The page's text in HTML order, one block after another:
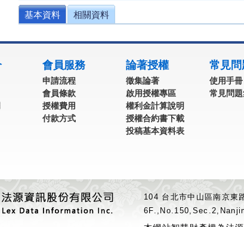
基本資料 相關資料
會員服務
申請流程
會員條款
授權費用
付款方式
論著授權
徵集論著
啟用授權專區
權利金計算說明
授權合約書下載
投稿基本資料表
常見問
使用手冊
常見問
104 台北市中山區南京東